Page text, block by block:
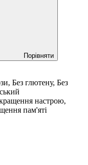
Порівняти
Без глютену, Без
настрою,
пам'яті